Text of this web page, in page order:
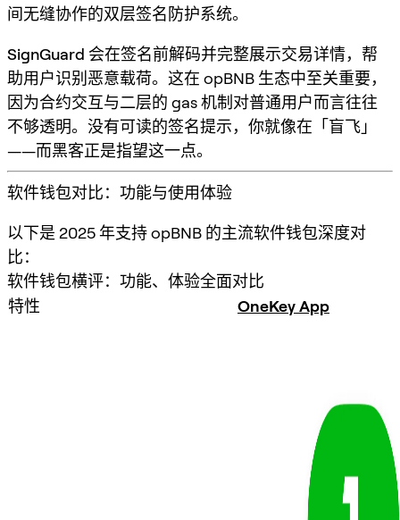
间无缝协作的双层签名防护系统。
SignGuard 会在签名前解码并完整展示交易详情，帮
助用户识别恶意载荷。这在 opBNB 生态中至关重要，
因为合约交互与二层的 gas 机制对普通用户而言往往
不够透明。没有可读的签名提示，你就像在「盲飞」
——而黑客正是指望这一点。
软件钱包对比：功能与使用体验
以下是 2025 年支持 opBNB 的主流软件钱包深度对
比：
软件钱包横评：功能、体验全面对比
特性
OneKey App